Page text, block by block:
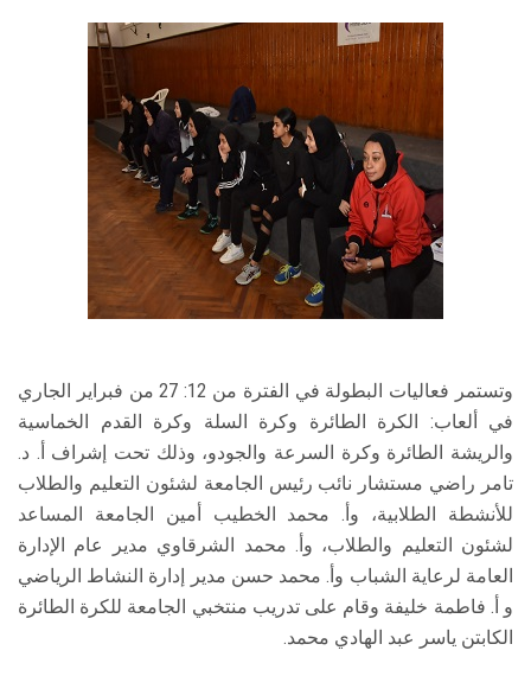
وتستمر فعاليات البطولة في الفترة من 12: 27 من فبراير الجاري
في ألعاب: الكرة الطائرة وكرة السلة وكرة القدم الخماسية
والريشة الطائرة وكرة السرعة والجودو، وذلك تحت إشراف أ. د.
تامر راضي مستشار نائب رئيس الجامعة لشئون التعليم والطلاب
للأنشطة الطلابية، وأ. محمد الخطيب أمين الجامعة المساعد
لشئون التعليم والطلاب، وأ. محمد الشرقاوي مدير عام الإدارة
العامة لرعاية الشباب وأ. محمد حسن مدير إدارة النشاط الرياضي
و أ. فاطمة خليفة وقام على تدريب منتخبي الجامعة للكرة الطائرة
الكابتن ياسر عبد الهادي محمد.